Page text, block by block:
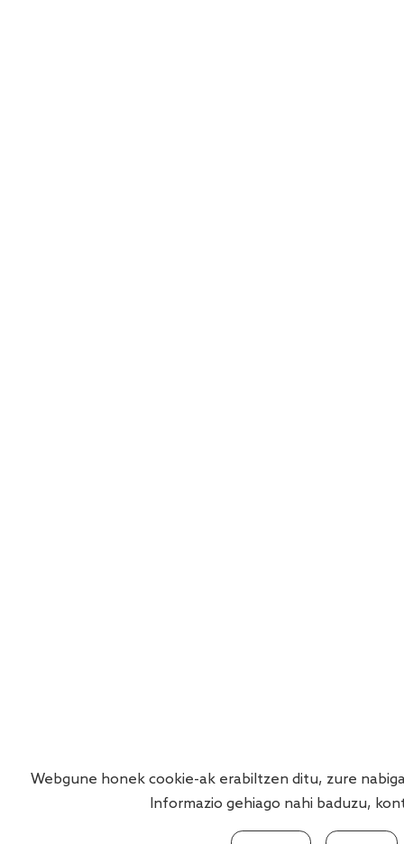
Webgune honek cookie-ak erabiltzen ditu, zure
Informazio gehiago nahi baduzu,